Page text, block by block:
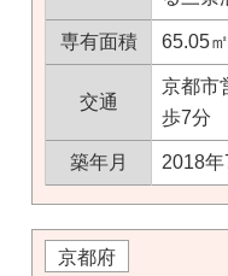
専有面積 65.05
交通
京都市
歩7分
築年月 2018年
京都府